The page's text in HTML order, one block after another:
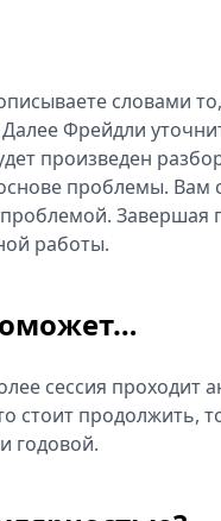
словами
Фрейдли
произведен
проблемы. Вам
Завершая
работы.
сессия проходит
стоит продолжить,
годовой.